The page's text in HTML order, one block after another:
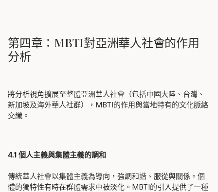
第四章：MBTI對亞洲華人社會的作用
分析
將分析視角擴展至整體亞洲華人社會（包括中國大陸、台灣、
新加坡及海外華人社群），MBTI的作用與當地特有的文化脈絡
交織。
4.1 個人主義與集體主義的調和
傳統華人社會以集體主義為導向，強調和諧、服從與關係。個
體的獨特性有時在群體需求中被淡化。MBTI的引入提供了一種